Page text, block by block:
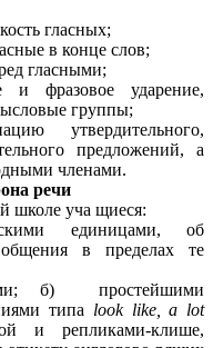
гласных;
в конце слов;
гласными;
фразовое ударение,
группы;
утвердительного,
предложений, а
членами.
речи
школе уча щиеся:
единицами, об
в пределах те
б) простейшими
типа look like, a lot
и репликами-клише,